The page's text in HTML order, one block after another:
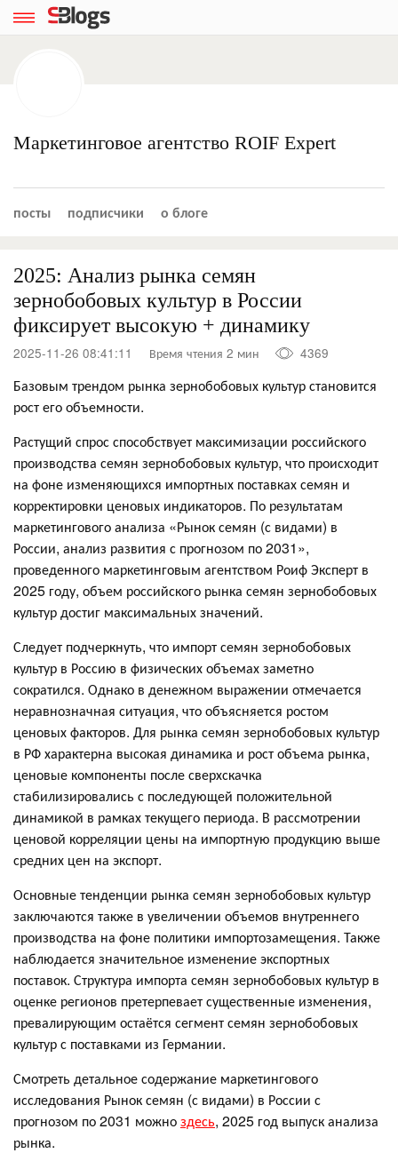
Маркетинговое агентство ROIF Expert
посты подписчики о блоге
2025: Анализ рынка семян
зернобобовых культур в России
фиксирует высокую + динамику
2025-11-26 08:41:11 Время чтения 2 мин 4369
Базовым трендом рынка зернобобовых культур становится
рост его объемности.
Растущий спрос способствует максимизации российского
производства семян зернобобовых культур, что происходит
на фоне изменяющихся импортных поставках семян и
корректировки ценовых индикаторов. По результатам
маркетингового анализа «Рынок семян (с видами) в
России, анализ развития с прогнозом по 2031»,
проведенного маркетинговым агентством Роиф Эксперт в
2025 году, объем российского рынка семян зернобобовых
культур достиг максимальных значений.
Следует подчеркнуть, что импорт семян зернобобовых
культур в Россию в физических объемах заметно
сократился. Однако в денежном выражении отмечается
неравнозначная ситуация, что объясняется ростом
ценовых факторов. Для рынка семян зернобобовых культур
в РФ характерна высокая динамика и рост объема рынка,
ценовые компоненты после сверхскачка
стабилизировались с последующей положительной
динамикой в рамках текущего периода. В рассмотрении
ценовой корреляции цены на импортную продукцию выше
средних цен на экспорт.
Основные тенденции рынка семян зернобобовых культур
заключаются также в увеличении объемов внутреннего
производства на фоне политики импортозамещения. Также
наблюдается значительное изменение экспортных
поставок. Структура импорта семян зернобобовых культур в
оценке регионов претерпевает существенные изменения,
превалирующим остаётся сегмент семян зернобобовых
культур с поставками из Германии.
Смотреть детальное содержание маркетингового
исследования Рынок семян (с видами) в России с
прогнозом по 2031 можноздесь, 2025 год выпуск анализа
рынка.